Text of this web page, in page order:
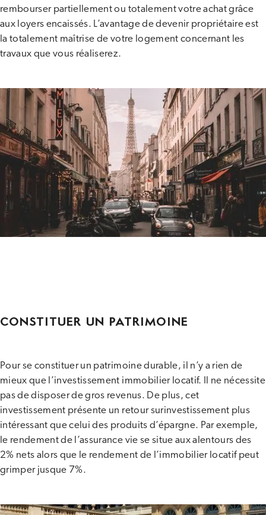
rembourser partiellement ou totalement votre achat grâce
aux loyers encaissés. L’avantage de devenir propriétaire est
la totalement maîtrise de votre logement concernant les
travaux que vous réaliserez.
CONSTITUER UN PATRIMOINE
Pour se constituer un patrimoine durable, il n’y a rien de
mieux que l’investissement immobilier locatif. Il ne nécessite
pas de disposer de gros revenus. De plus, cet
investissement présente un retour surinvestissement plus
intéressant que celui des produits d’épargne. Par exemple,
le rendement de l’assurance vie se situe aux alentours des
2% nets alors que le rendement de l’immobilier locatif peut
grimper jusque 7%.